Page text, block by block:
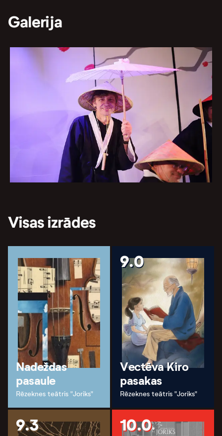
Galerija
Visas izrādes
Nadeždas
pasaule
Rēzeknes teātris "Joriks"
9.0
Vectēva Kiro
pasakas
Rēzeknes teātris "Joriks"
9.3 10.0